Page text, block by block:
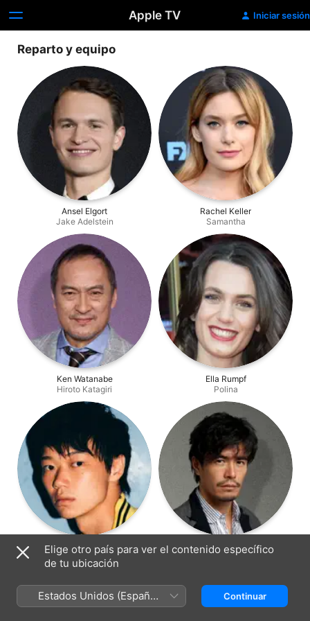
Apple TV Iniciar sesión
Reparto y equipo
Ansel Elgort
Jake Adelstein
Rachel Keller
Samantha
Ken Watanabe
Hiroto Katagiri
Ella Rumpf
Polina
Show Kasamatsu
Sato
Hideaki Itō
Miyamoto
Elige otro país para ver el contenido específico
de tu ubicación
Estados Unidos (Español
México)
Continuar